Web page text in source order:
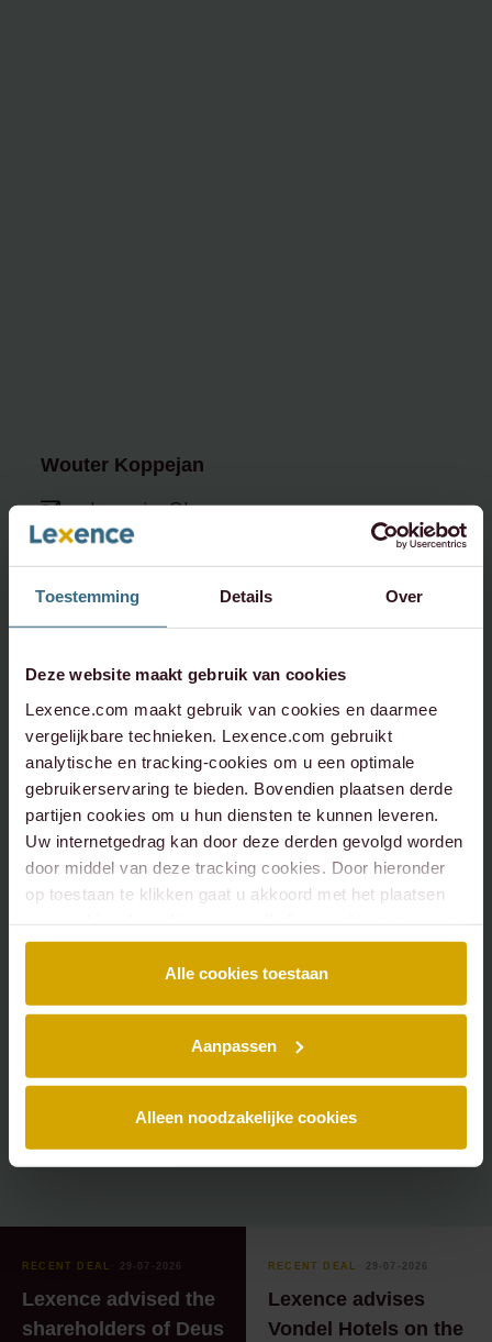
Toestemming Details Over
Deze website maakt gebruik van cookies
Lexence.com maakt gebruik van cookies en daarmee
vergelijkbare technieken. Lexence.com gebruikt
analytische en tracking-cookies om u een optimale
gebruikerservaring te bieden. Bovendien plaatsen derde
partijen cookies om u hun diensten te kunnen leveren.
Uw internetgedrag kan door deze derden gevolgd worden
door middel van deze tracking cookies. Door hieronder
op toestaan te klikken gaat u akkoord met het plaatsen
Alle cookies toestaan
Aanpassen
Alleen noodzakelijke cookies
Wouter Koppejan
w.koppejan@lexence.com
+31 20 573 6820
+31 6 3402 7383
RECENT DEAL ⸱ 29-07-2026
Lexence advised the
shareholders of Deus
RECENT DEAL ⸱ 29-07-2026
Lexence advises
Vondel Hotels on the